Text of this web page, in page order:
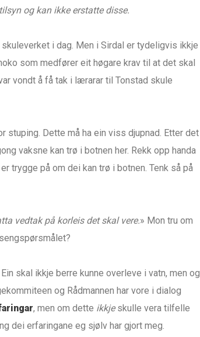
og kan ikke erstatte disse.
i dag. Men i Sirdal er tydeligvis ikkje
som medfører eit høgare krav til at det skal
vondt å få tak i lærarar til Tonstad skule
stuping. Dette må ha ein viss djupnad. Etter det
vaksne kan trø i botnen her. Rekk opp handa
trygge på om dei kan trø i botnen. Tenk så på
vedtak på korleis det skal vere.» Mon tru om
skal ikkje berre kunne overleve i vatn, men og
og Rådmannen har vore i dialog
, men om dette ikkjeskulle vera tilfelle
dei erfaringane eg sjølv har gjort meg.